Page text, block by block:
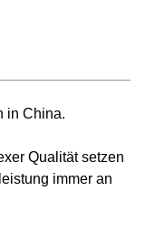
in China.
Qualität setzen
immer an